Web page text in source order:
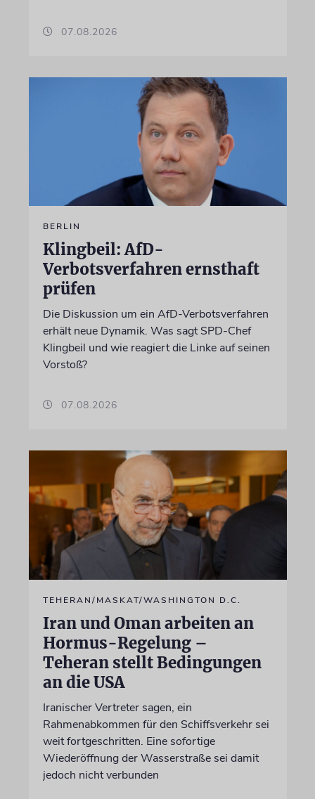
07.08.2026
BERLIN
Klingbeil: AfD-
Verbotsverfahren ernsthaft
prüfen
Die Diskussion um ein AfD-Verbotsverfahren
erhält neue Dynamik. Was sagt SPD-Chef
Klingbeil und wie reagiert die Linke auf seinen
Vorstoß?
07.08.2026
TEHERAN/MASKAT/WASHINGTON D.C.
Iran und Oman arbeiten an
Hormus-Regelung –
Teheran stellt Bedingungen
an die USA
Iranischer Vertreter sagen, ein
Rahmenabkommen für den Schiffsverkehr sei
weit fortgeschritten. Eine sofortige
Wiederöffnung der Wasserstraße sei damit
jedoch nicht verbunden